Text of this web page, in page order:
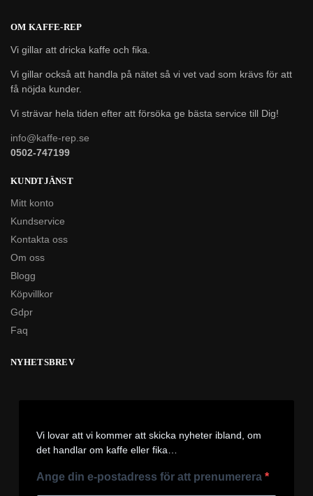
OM KAFFE-REP
Vi gillar att dricka kaffe och fika.
Vi gillar också att handla på nätet så vi vet vad som krävs för att
få nöjda kunder.
Vi strävar hela tiden efter att försöka ge bästa service till Dig!
info@kaffe-rep.se
0502-747199
KUNDTJÄNST
Mitt konto
Kundservice
Kontakta oss
Om oss
Blogg
Köpvillkor
Gdpr
Faq
NYHETSBREV
Vi lovar att vi kommer att skicka nyheter ibland, om
det handlar om kaffe eller fika…
Ange din e-postadress för att prenumerera